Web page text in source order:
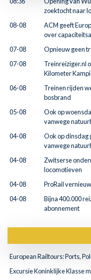
zoektocht naar
08-08
ACM geeft
over
07-08
Opnieuw geen
07-08
Treinreiziger.nl
Kilometer
06-08
Treinen rijden
bosbrand
05-08
Ook op
vanwege
04-08
Ook op dinsdag
vanwege
04-08
Zwitserse
locomotieven
04-08
ProRail
04-08
Bijna 400.000
abonnement
European Railtours: Ports,
Excursie Koninklijke Klasse